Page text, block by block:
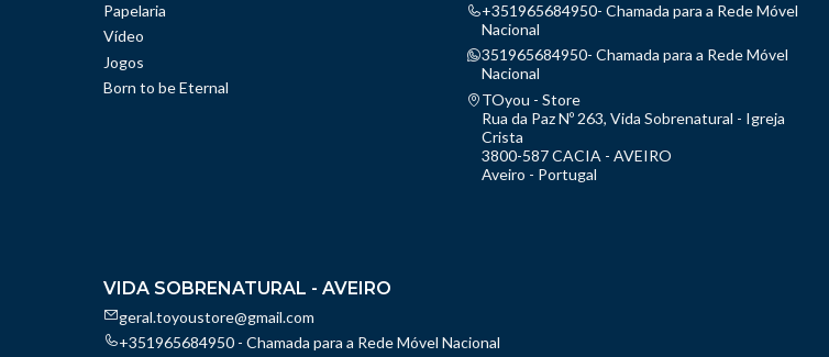
Papelaria
Vídeo
Jogos
Born to be Eternal
+351965684950- Chamada para a Rede Móvel
Nacional
351965684950- Chamada para a Rede Móvel
Nacional
TOyou - Store
Rua da Paz Nº 263, Vida Sobrenatural - Igreja
Crista
3800-587 CACIA - AVEIRO
Aveiro - Portugal
VIDA SOBRENATURAL - AVEIRO
geral.toyoustore@gmail.com
+351965684950 - Chamada para a Rede Móvel Nacional